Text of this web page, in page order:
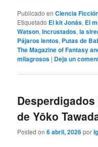
Publicado en Ciencia
Etiquetado El kit Jonás, El
Watson,Incrustados,la
Pájaros lentos, Putas de
The Magazine of Fantasy
milagrosos | Deja un
de Yōko
Posted on6 abril, 2026por